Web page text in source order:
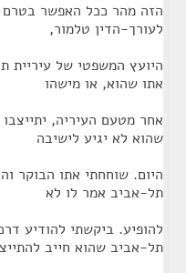
הזה מהר ככל האפשר בטרם
לעורך-הדין טלמור,
היועץ המשפטי של עיריית
אתו שהוא, או מישהו
אחר מטעם העיריה,
שהוא לא יגיע לישיבה
היום. שוחחתי אתו הבוקר
תל-אביב אמר לו לא
להופיע. ביקשתי להודיע
תל-אביב שהוא חייב